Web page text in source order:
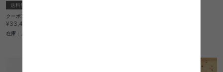
送料無料
クーポン利用で
¥33,480→
在庫：△